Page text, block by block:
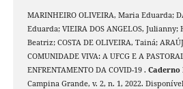
MARINHEIRO OLIVEIRA, Maria Eduarda;
Eduarda; VIEIRA DOS ANGELOS, Julianny;
Beatriz; COSTA DE OLIVEIRA, Tainá;
COMUNIDADE VIVA: A UFCG E A
ENFRENTAMENTO DA COVID-19 . Caderno
Campina Grande, v. 2, n. 1, 2022.